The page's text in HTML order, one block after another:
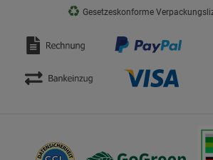
♻ Gesetzeskonforme